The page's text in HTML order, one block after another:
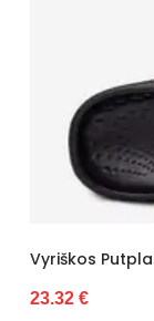
Vyriškos
23.32 €